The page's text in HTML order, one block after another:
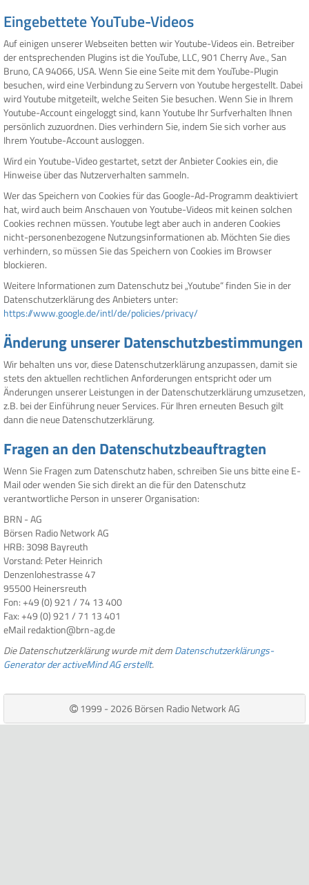
Eingebettete YouTube-Videos
Auf einigen unserer Webseiten betten wir Youtube-Videos ein. Betreiber
der entsprechenden Plugins ist die YouTube, LLC, 901 Cherry Ave., San
Bruno, CA 94066, USA. Wenn Sie eine Seite mit dem YouTube-Plugin
besuchen, wird eine Verbindung zu Servern von Youtube hergestellt. Dabei
wird Youtube mitgeteilt, welche Seiten Sie besuchen. Wenn Sie in Ihrem
Youtube-Account eingeloggt sind, kann Youtube Ihr Surfverhalten Ihnen
persönlich zuzuordnen. Dies verhindern Sie, indem Sie sich vorher aus
Ihrem Youtube-Account ausloggen.
Wird ein Youtube-Video gestartet, setzt der Anbieter Cookies ein, die
Hinweise über das Nutzerverhalten sammeln.
Wer das Speichern von Cookies für das Google-Ad-Programm deaktiviert
hat, wird auch beim Anschauen von Youtube-Videos mit keinen solchen
Cookies rechnen müssen. Youtube legt aber auch in anderen Cookies
nicht-personenbezogene Nutzungsinformationen ab. Möchten Sie dies
verhindern, so müssen Sie das Speichern von Cookies im Browser
blockieren.
Weitere Informationen zum Datenschutz bei „Youtube“ finden Sie in der
Datenschutzerklärung des Anbieters unter:
https://www.google.de/intl/de/policies/privacy/
Änderung unserer Datenschutzbestimmungen
Wir behalten uns vor, diese Datenschutzerklärung anzupassen, damit sie
stets den aktuellen rechtlichen Anforderungen entspricht oder um
Änderungen unserer Leistungen in der Datenschutzerklärung umzusetzen,
z.B. bei der Einführung neuer Services. Für Ihren erneuten Besuch gilt
dann die neue Datenschutzerklärung.
Fragen an den Datenschutzbeauftragten
Wenn Sie Fragen zum Datenschutz haben, schreiben Sie uns bitte eine E-
Mail oder wenden Sie sich direkt an die für den Datenschutz
verantwortliche Person in unserer Organisation:
BRN - AG
Börsen Radio Network AG
HRB: 3098 Bayreuth
Vorstand: Peter Heinrich
Denzenlohestrasse 47
95500 Heinersreuth
Fon: +49 (0) 921 / 74 13 400
Fax: +49 (0) 921 / 71 13 401
eMail redaktion@brn-ag.de
Die Datenschutzerklärung wurde mit demDatenschutzerklärungs-
Generator der activeMind AG erstellt.
1999 - 2026 Börsen Radio Network AG